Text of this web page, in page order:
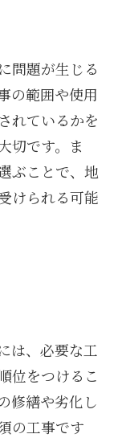
問題が生じる
の範囲や使用
れているかを
切です。ま
ぶことで、地
けられる可能
は、必要な工
位をつけるこ
修繕や劣化し
の工事です